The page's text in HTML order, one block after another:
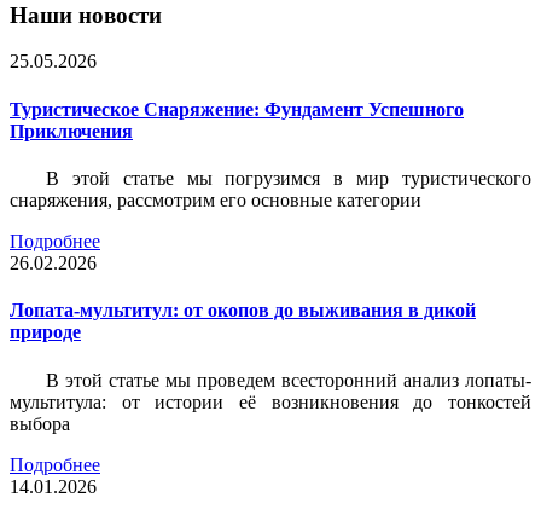
Наши новости
25.05.2026
Туристическое Снаряжение: Фундамент Успешного
Приключения
В этой статье мы погрузимся в мир туристического
снаряжения, рассмотрим его основные категории
Подробнее
26.02.2026
Лопата-мультитул: от окопов до выживания в дикой
природе
В этой статье мы проведем всесторонний анализ лопаты-
мультитула: от истории её возникновения до тонкостей
выбора
Подробнее
14.01.2026